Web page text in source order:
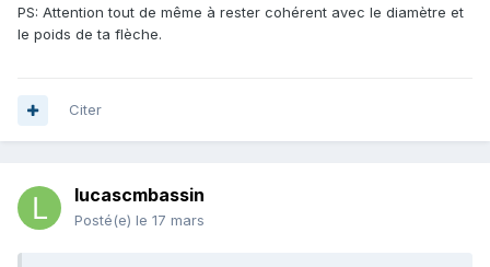
PS: Attention tout de même à rester cohérent avec le diamètre et
le poids de ta flèche.
Citer
lucascmbassin
Posté(e) le 17 mars